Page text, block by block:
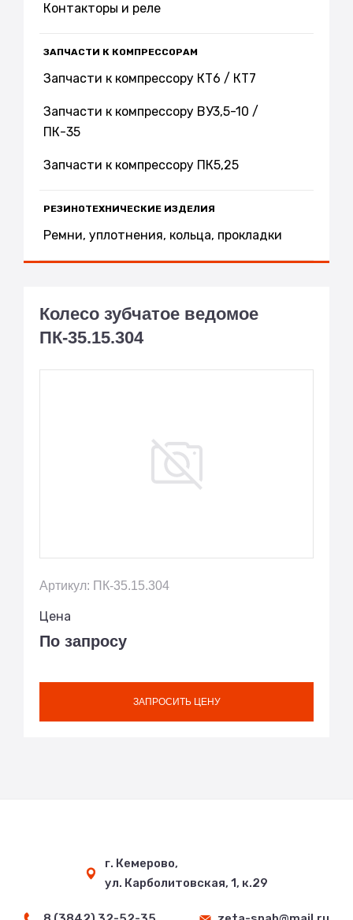
Контакторы и реле
ЗАПЧАСТИ К КОМПРЕССОРАМ
Запчасти к компрессору КТ6 / КТ7
Запчасти к компрессору ВУ3,5-10 /
ПК-35
Запчасти к компрессору ПК5,25
РЕЗИНОТЕХНИЧЕСКИЕ ИЗДЕЛИЯ
Ремни, уплотнения, кольца, прокладки
Колесо зубчатое ведомое
ПК-35.15.304
Артикул: ПК-35.15.304
Цена
По запросу
ЗАПРОСИТЬ ЦЕНУ
г. Кемерово,
ул. Карболитовская, 1, к.29